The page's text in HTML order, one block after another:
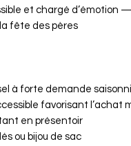
et chargé d’émotion
fête des pères
à forte demande
favorisant l’achat
en présentoir
ou bijou de sac